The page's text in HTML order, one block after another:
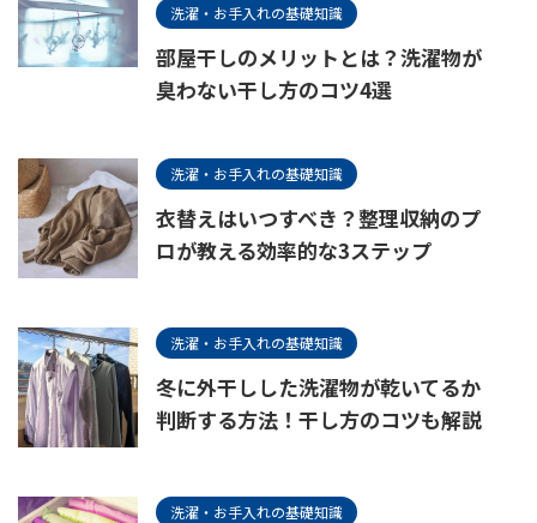
洗濯・お手入れの基礎知識
部屋干しのメリットとは？洗濯物が
臭わない干し方のコツ4選
洗濯・お手入れの基礎知識
衣替えはいつすべき？整理収納のプ
ロが教える効率的な3ステップ
洗濯・お手入れの基礎知識
冬に外干しした洗濯物が乾いてるか
判断する方法！干し方のコツも解説
洗濯・お手入れの基礎知識